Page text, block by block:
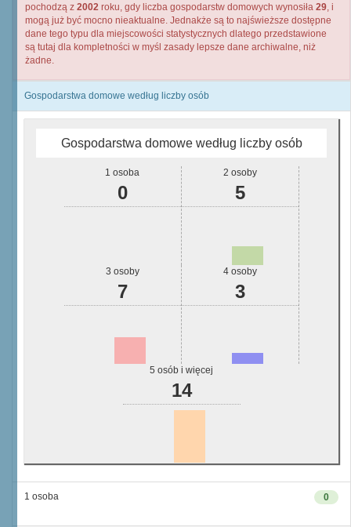
pochodzą z 2002 roku, gdy liczba gospodarstw domowych wynosiła 29, i
mogą już być mocno nieaktualne. Jednakże są to najświeższe dostępne
dane tego typu dla miejscowości statystycznych dlatego przedstawione
są tutaj dla kompletności w myśl zasady lepsze dane archiwalne, niż
żadne.
Gospodarstwa domowe według liczby osób
Gospodarstwa domowe według liczby osób
1 osoba
0
2 osoby
5
3 osoby
7
4 osoby
3
5 osób i więcej
14
0
1 osoba